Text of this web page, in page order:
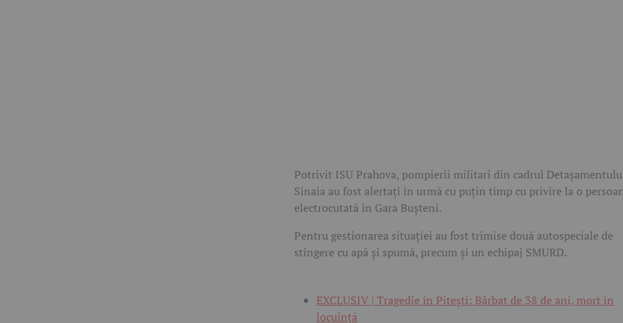
Potrivit ISU Prahova, pompierii militari din cadrul
Sinaia au fost alertați în urmă cu puțin timp cu privire la o
electrocutată în Gara Bușteni.
Pentru gestionarea situației au fost trimise două autospeciale de
stingere cu apă și spumă, precum și un echipaj SMURD.
EXCLUSIV | Tragedie în Pitești: Bărbat de 38 de ani, mort în
locuință